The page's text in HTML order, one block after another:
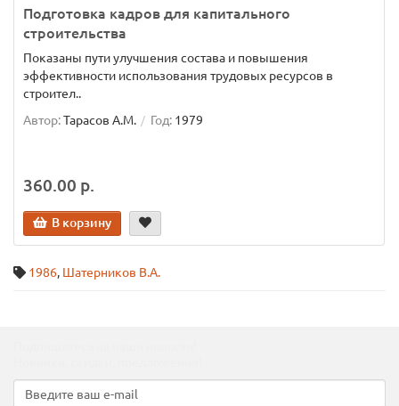
Подготовка кадров для капитального
строительства
Показаны пути улучшения состава и повышения
эффективности использования трудовых ресурсов в
строител..
Автор:Тарасов А.М. Год: 1979
360.00 р.
В корзину
1986, Шатерников В.А.